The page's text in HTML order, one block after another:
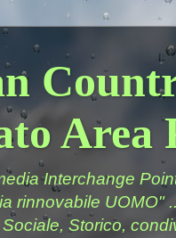
Area
Interchange
rinnovabile UOMO"
Storico,